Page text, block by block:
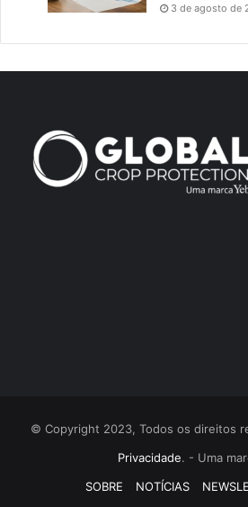
3 de agosto de
© Copyright 2023, Todos os direitos
Privacidade. - Uma
SOBRE
NOTÍCIAS